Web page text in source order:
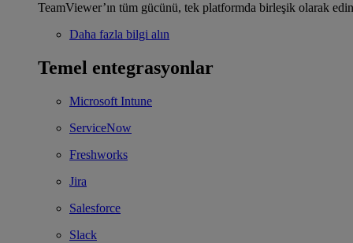
TeamViewer’ın tüm gücünü, tek platformda birleşik olarak
Daha fazla bilgi alın
Temel entegrasyonlar
Microsoft Intune
ServiceNow
Freshworks
Jira
Salesforce
Slack